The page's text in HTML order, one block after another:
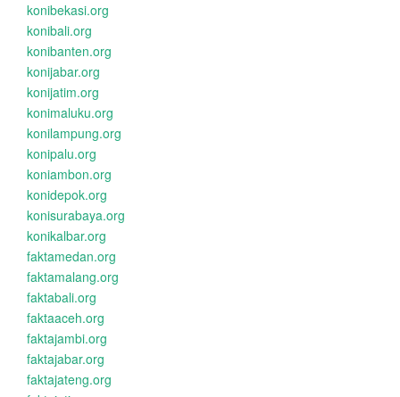
konibekasi.org
konibali.org
konibanten.org
konijabar.org
konijatim.org
konimaluku.org
konilampung.org
konipalu.org
koniambon.org
konidepok.org
konisurabaya.org
konikalbar.org
faktamedan.org
faktamalang.org
faktabali.org
faktaaceh.org
faktajambi.org
faktajabar.org
faktajateng.org